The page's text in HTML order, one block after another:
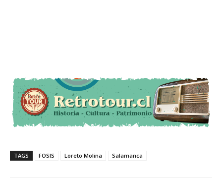
TAGS FOSIS Loreto Molina Salamanca